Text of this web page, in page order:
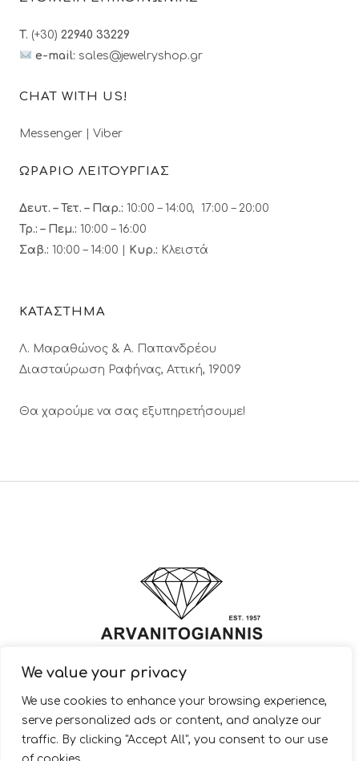
We value your privacy
We use cookies to enhance your browsing experience,
serve personalized ads or content, and analyze our
traffic. By clicking "Accept All", you consent to our use
T. (+30) 22940 33229
e-mail: sales@jewelryshop.gr
CHAT WITH US!
Messenger Viber
ΩΡΑΡΙΟ ΛΕΙΤΟΥΡΓΙΑΣ
Δευτ. – Τετ. – Παρ.: 10:00 – 14:00, 17:00 – 20:00
Τρ.: – Πεμ.: 10:00 – 16:00
Σαβ.: 10:00 – 14:00 | Κυρ.: Κλειστά
ΚΑΤΑΣΤΗΜΑ
Λ. Μαραθώνος & A. Παπανδρέου
Διασταύρωση Ραφήνας, Αττική, 19009
Θα χαρούμε να σας εξυπηρετήσουμε!
© 2022 ARVANITOGIANNIS – Jewelry Design & Manufacturing |
JewelryShop.gr